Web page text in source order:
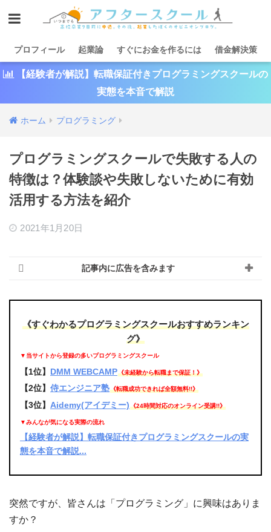
プロフィール 起業論 すぐにお金を作るには 借金解決策
【経験者が解説】転職保証付きプログラミングスクールの
実態を本音で解説
ホーム プログラミング
プログラミングスクールで失敗する人の
特徴は？体験談や失敗しないために有効
活用する方法を紹介
2021年1月20日
記事内に広告を含みます
《すぐわかるプログラミングスクールおすすめランキン
グ》
▼当サイトから登録の多いプログラミングスクール
【1位】 DMM WEBCAMP《未経験から転職まで保証！》
【2位】 侍エンジニア塾《転職成功できれば全額無料!!》
【3位】 Aidemy(アイデミー)《24時間対応のオンライン受講!!》
▼みんなが気になる実際の流れ
【経験者が解説】転職保証付きプログラミングスクールの実
態を本音で解説...
突然ですが、皆さんは「プログラミング」に興味はありま
すか？